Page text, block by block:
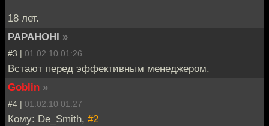
18 лет.
PAPAHOHI »
#3 | 01.02.10 01:26
Встают перед эффективным менеджером.
Goblin »
#4 | 01.02.10 01:27
Кому: De_Smith, #2